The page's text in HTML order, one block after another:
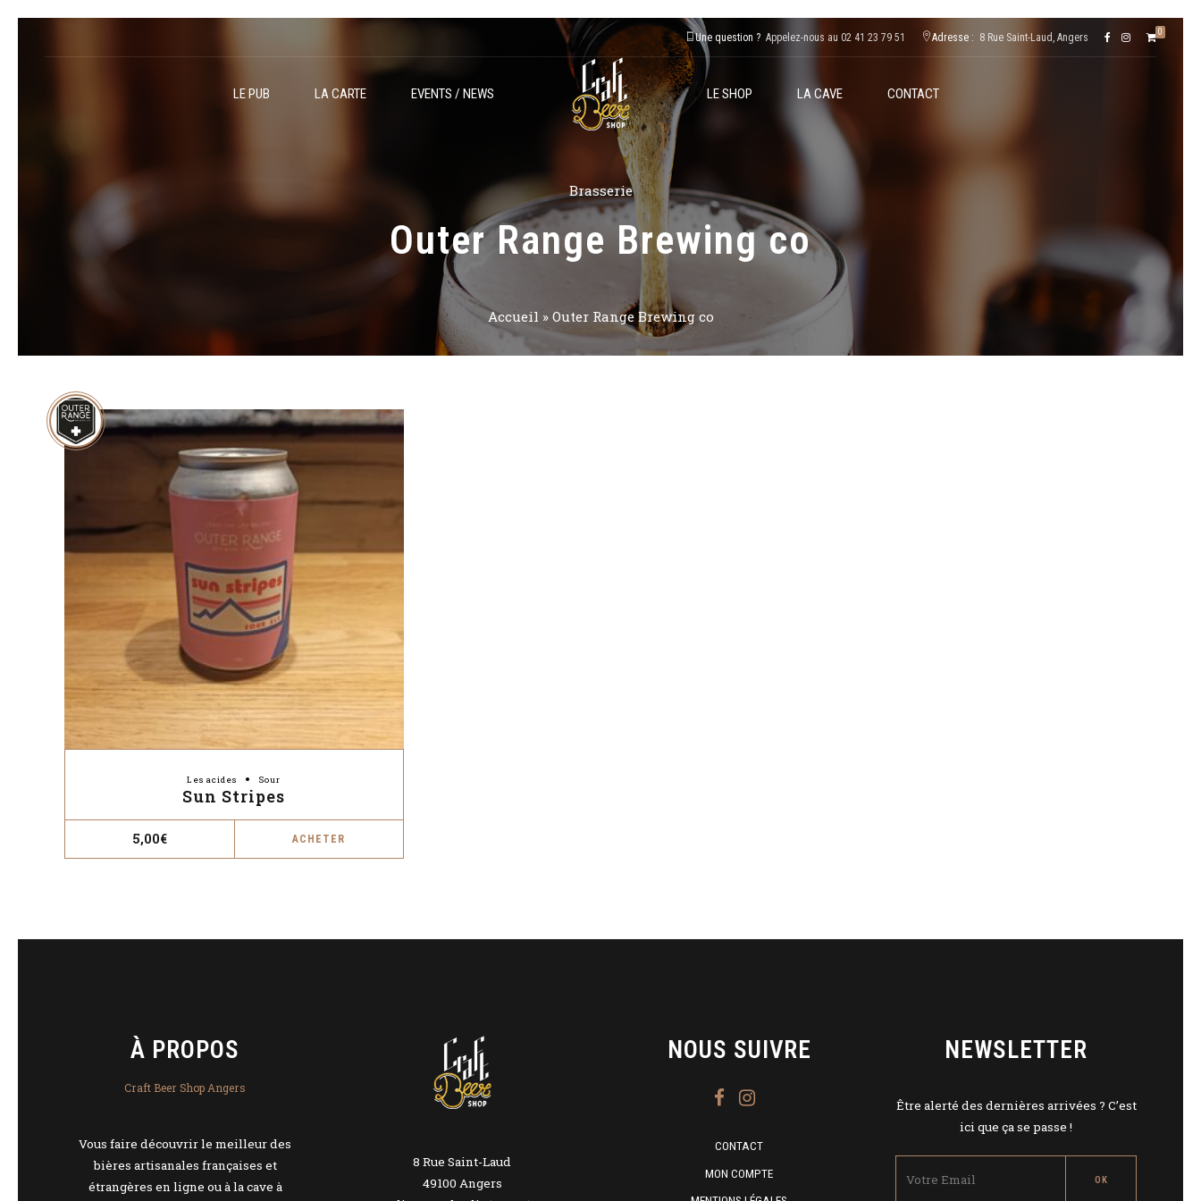
Une question ? Appelez-nous au 02 41 23 79 51 Adresse : 8 Rue Saint-Laud, Angers 0
LE PUB LA CARTE EVENTS / NEWS LE SHOP LA CAVE CONTACT
Brasserie
Outer Range Brewing co
Accueil » Outer Range Brewing co
Les acides Sour
Sun Stripes
5,00€ ACHETER
À PROPOS
Craft Beer Shop Angers
Vous faire découvrir le meilleur des
bières artisanales françaises et
étrangères en ligne ou à la cave à
8 Rue Saint-Laud
49100 Angers
NOUS SUIVRE
CONTACT
MON COMPTE
NEWSLETTER
Être alerté des dernières arrivées ? C’est
ici que ça se passe !